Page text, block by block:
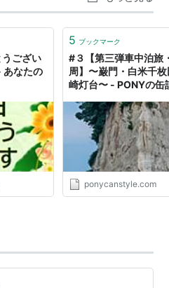
ござい
あなたの
5 ブックマーク
#３【第三弾車中泊旅
周】〜巌門・白米千
崎灯台〜 - PONYの缶
ponycanstyle.com